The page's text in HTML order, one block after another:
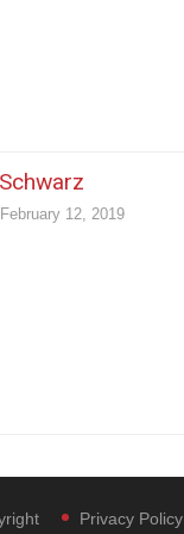
February 12, 2019
Privacy Policy